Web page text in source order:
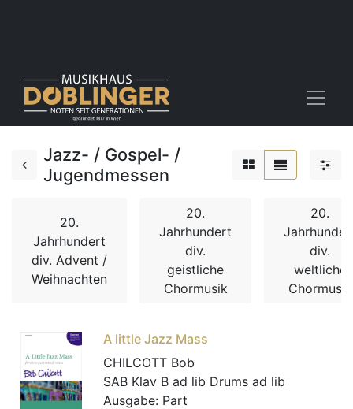
Jazz- / Gospel- /
Jugendmessen
20.
Jahrhundert
div. Advent /
Weihnachten
20.
Jahrhundert
div.
geistliche
Chormusik
20.
div.
weltliche
Chormusik
A little Jazz Mass
CHILCOTT Bob
SAB Klav B ad lib Drums ad lib
Ausgabe: Part